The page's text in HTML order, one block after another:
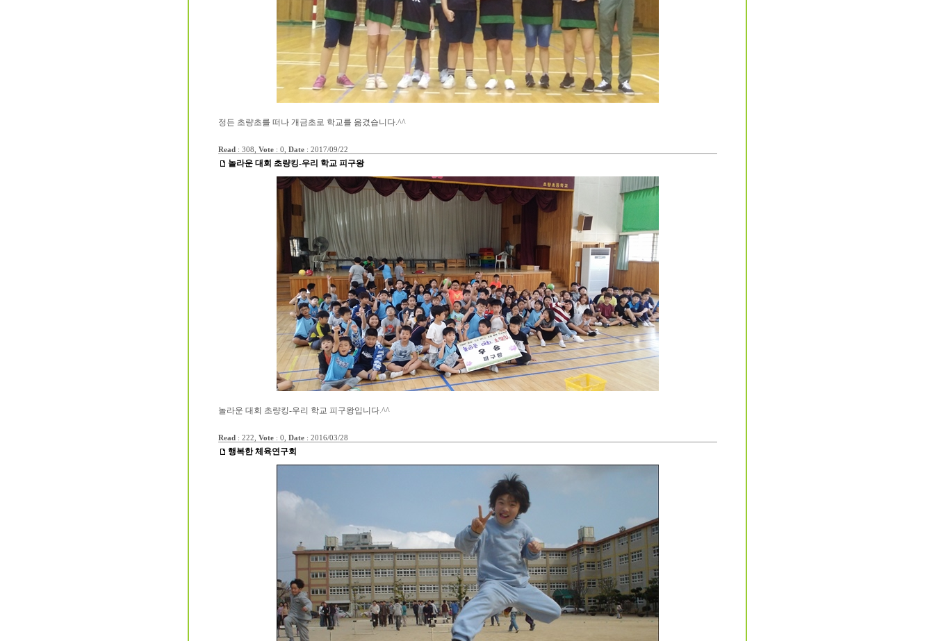
정든 초량초를 떠나 개금초로 학교를 옮겼습니다.^^
Read : 308, Vote: 0, Date: 2017/09/22
놀라운 대회 초량킹-우리 학교 피구왕
놀라운 대회 초량킹-우리 학교 피구왕입니다.^^
Read : 222, Vote: 0, Date: 2016/03/28
행복한 체육연구회